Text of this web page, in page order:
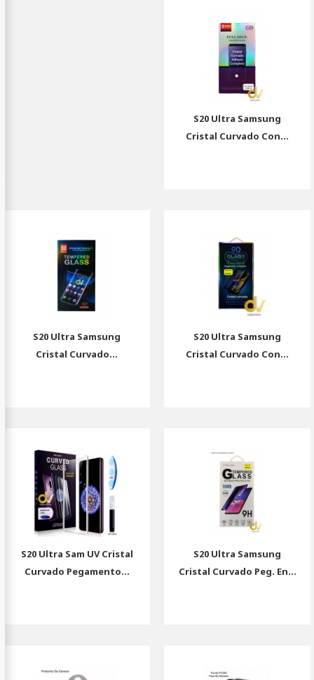
S20 Ultra Samsung
Cristal Curvado Con...
S20 Ultra Samsung
Cristal Curvado...
S20 Ultra Samsung
Cristal Curvado Con...
S20 Ultra Sam UV Cristal
Curvado Pegamento...
S20 Ultra Samsung
Cristal Curvado Peg. En...